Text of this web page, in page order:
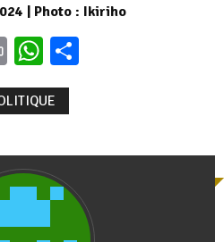
| Photo : Ikiriho
PrintWhatsApp